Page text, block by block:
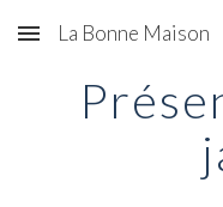
Skip to main content
La Bonne Maison